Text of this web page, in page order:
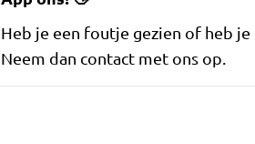
Heb je een foutje gezien of heb
Neem dan contact met ons op.